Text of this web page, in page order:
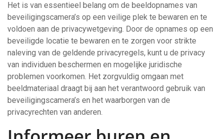
Het is van essentieel belang om de beeldopnames van
beveiligingscamera’s op een veilige plek te bewaren en te
voldoen aan de privacywetgeving. Door de opnames op een
beveiligde locatie te bewaren en te zorgen voor strikte
naleving van de geldende privacyregels, kunt u de privacy
van individuen beschermen en mogelijke juridische
problemen voorkomen. Het zorgvuldig omgaan met
beeldmateriaal draagt bij aan het verantwoord gebruik van
beveiligingscamera’s en het waarborgen van de
privacyrechten van anderen.